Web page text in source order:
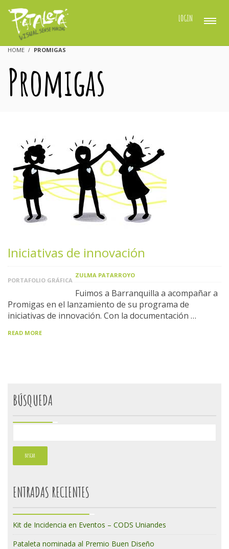
LOGIN
HOME PROMIGAS
Promigas
Iniciativas de innovación
PORTAFOLIO GRÁFICA
ZULMA PATARROYO
Fuimos a Barranquilla a acompañar a
Promigas en el lanzamiento de su programa de
iniciativas de innovación. Con la documentación …
READ MORE
BÚSQUEDA
ENTRADAS RECIENTES
Kit de Incidencia en Eventos – CODS Uniandes
Pataleta nominada al Premio Buen Diseño